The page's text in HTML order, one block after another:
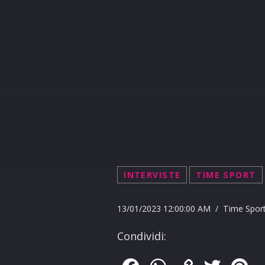
INTERVISTE TIME SPORT
13/01/2023 12:00:00 AM / Time
Condividi: